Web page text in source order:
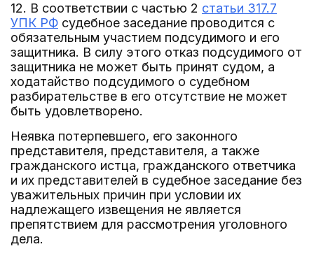
12. В соответствии с частью 2 статьи 317.7
УПК РФ судебное заседание проводится с
обязательным участием подсудимого и его
защитника. В силу этого отказ подсудимого от
защитника не может быть принят судом, а
ходатайство подсудимого о судебном
разбирательстве в его отсутствие не может
быть удовлетворено.
Неявка потерпевшего, его законного
представителя, представителя, а также
гражданского истца, гражданского ответчика
и их представителей в судебное заседание без
уважительных причин при условии их
надлежащего извещения не является
препятствием для рассмотрения уголовного
дела.